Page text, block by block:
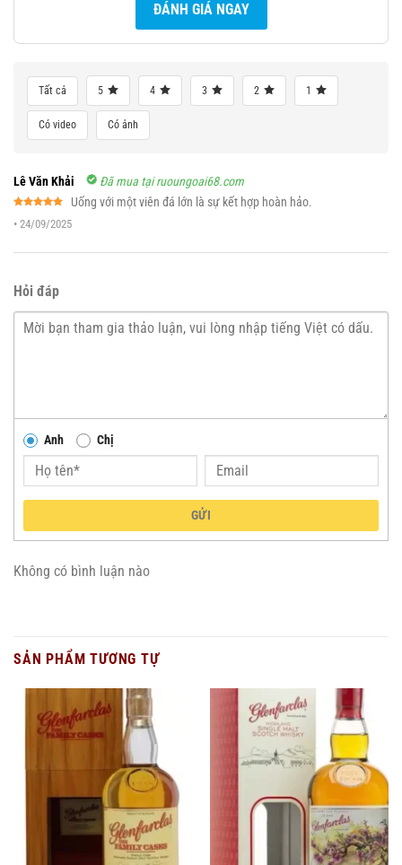
ĐÁNH GIÁ NGAY
Tất cả 5 4 3 2 1
Có video Có ảnh
Lê Văn Khải Đã mua tại ruoungoai68.com
hạng55
Uống với một viên đá lớn là sự kết hợp hoàn hảo.
• 24/09/2025
Hỏi đáp
Anh Chị
GỬI
Không có bình luận nào
SẢN PHẨM TƯƠNG TỰ